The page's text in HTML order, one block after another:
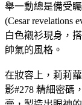
舉一動總是備受
(Cesar revelations
白色襯衫現身，
帥氣的風格。
在妝容上，莉莉
影#278 精細密碼